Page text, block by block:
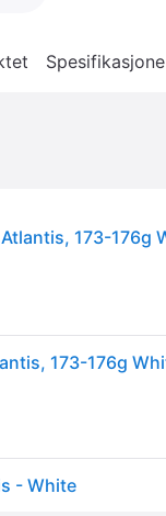
173-176g
173-176g
- White